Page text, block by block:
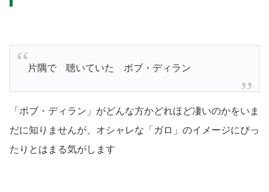
片隅で 聴いていた ボブ・ディラン
「ボブ・ディラン」がどんな方かどれほど凄いのかをいま
だに知りませんが、オシャレな「ガロ」のイメージにぴっ
たりとはまる気がします